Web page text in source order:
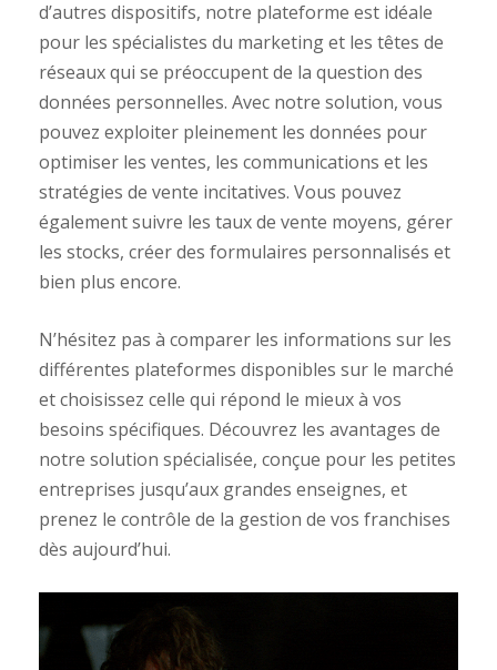
d’autres dispositifs, notre plateforme est idéale
pour les spécialistes du marketing et les têtes de
réseaux qui se préoccupent de la question des
données personnelles. Avec notre solution, vous
pouvez exploiter pleinement les données pour
optimiser les ventes, les communications et les
stratégies de vente incitatives. Vous pouvez
également suivre les taux de vente moyens, gérer
les stocks, créer des formulaires personnalisés et
bien plus encore.
N’hésitez pas à comparer les informations sur les
différentes plateformes disponibles sur le marché
et choisissez celle qui répond le mieux à vos
besoins spécifiques. Découvrez les avantages de
notre solution spécialisée, conçue pour les petites
entreprises jusqu’aux grandes enseignes, et
prenez le contrôle de la gestion de vos franchises
dès aujourd’hui.